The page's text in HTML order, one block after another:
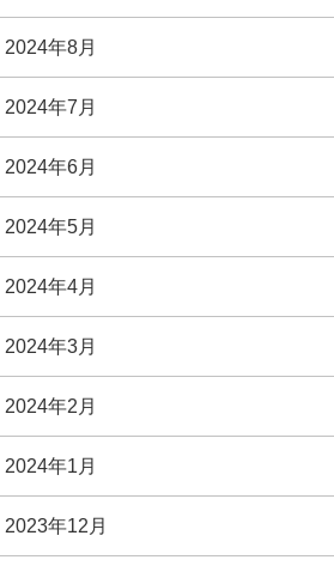
2024年8月
2024年7月
2024年6月
2024年5月
2024年4月
2024年3月
2024年2月
2024年1月
2023年12月